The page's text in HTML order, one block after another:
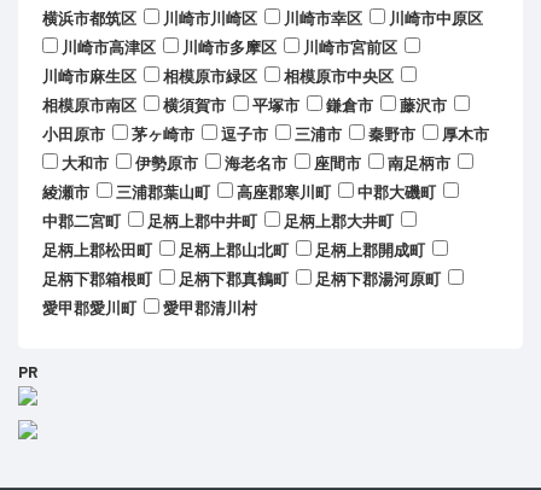
横浜市都筑区
川崎市川崎区 川崎市幸区
川崎市中原区
川崎市高津区
川崎市多摩区
川崎市宮前区
川崎市麻生区
相模原市緑区
相模原市中央区
相模原市南区
横須賀市 平塚市 鎌倉市
藤沢市
小田原市
茅ヶ崎市 逗子市 三浦市 秦野市
厚木市
大和市
伊勢原市 海老名市 座間市
南足柄市
綾瀬市
三浦郡葉山町 高座郡寒川町
中郡大磯町
中郡二宮町
足柄上郡中井町
足柄上郡大井町
足柄上郡松田町
足柄上郡山北町
足柄上郡開成町
足柄下郡箱根町
足柄下郡真鶴町
足柄下郡湯河原町
愛甲郡愛川町
愛甲郡清川村
PR